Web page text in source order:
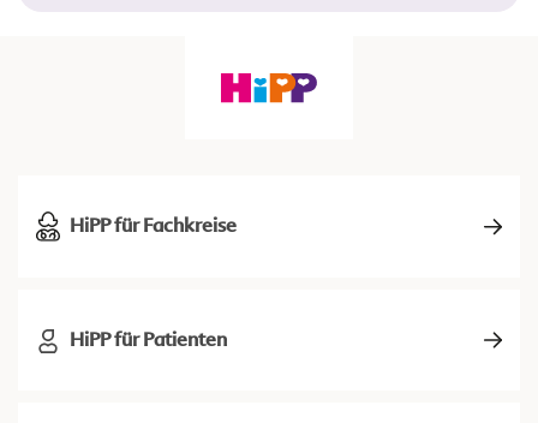
HiPP für Fachkreise
HiPP für Patienten